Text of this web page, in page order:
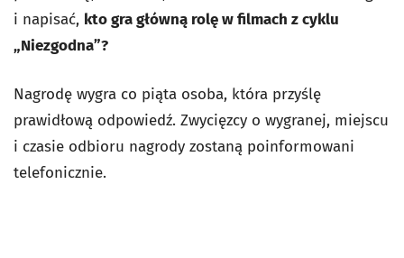
i napisać, kto gra główną rolę w filmach z cyklu
„Niezgodna”?
Nagrodę wygra co piąta osoba, która przyślę
prawidłową odpowiedź. Zwycięzcy o wygranej, miejscu
i czasie odbioru nagrody zostaną poinformowani
telefonicznie.